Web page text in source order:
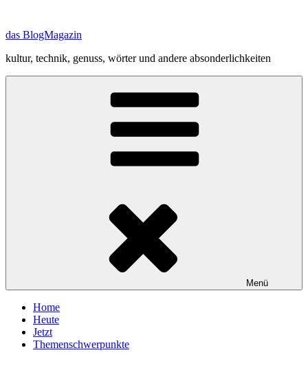
springen
das BlogMagazin
kultur, technik, genuss, wörter und andere absonderlichkeiten
Menü
Home
Heute
Jetzt
Themenschwerpunkte